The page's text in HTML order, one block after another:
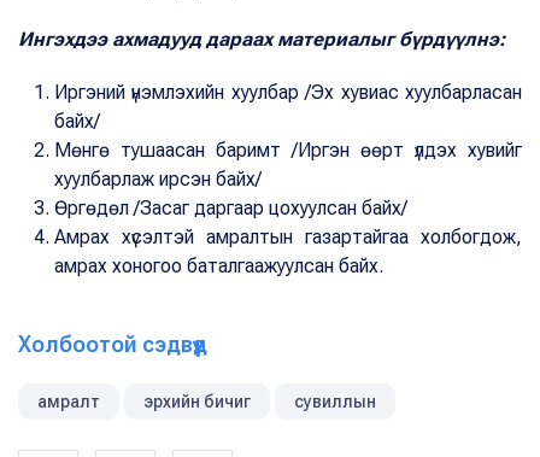
Ингэхдээ ахмадууд дараах материалыг бүрдүүлнэ:
Иргэний үнэмлэхийн хуулбар /Эх хувиас хуулбарласан
байх/
Мөнгө тушаасан баримт /Иргэн өөрт үлдэх хувийг
хуулбарлаж ирсэн байх/
Өргөдөл /Засаг даргаар цохуулсан байх/
Амрах хүсэлтэй амралтын газартайгаа холбогдож,
амрах хоногоо баталгаажуулсан байх.
Холбоотой сэдвүүд
амралт эрхийн бичиг сувиллын